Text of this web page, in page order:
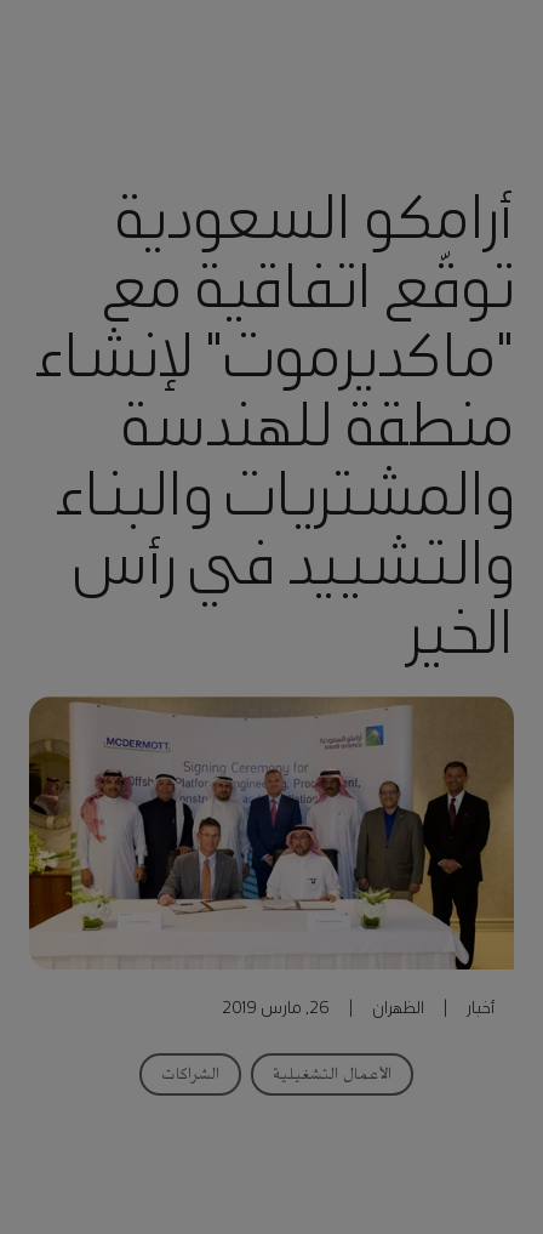
أرامكو السعودية
توقّع اتفاقية مع
"ماكديرموت" لإنشاء
منطقة للهندسة
والمشتريات والبناء
والتشييد في رأس
الخير
أخبار الظهران 26, مارس 2019
الأعمال التشغيلية الشراكات